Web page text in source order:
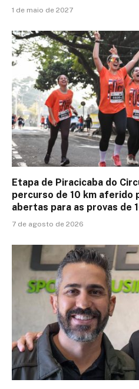
1 de maio de 2027
Etapa de Piracicaba do
percurso de 10 km aferido
abertas para as provas de
7 de agosto de 2026